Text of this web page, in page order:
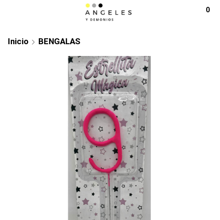
0
Inicio BENGALAS